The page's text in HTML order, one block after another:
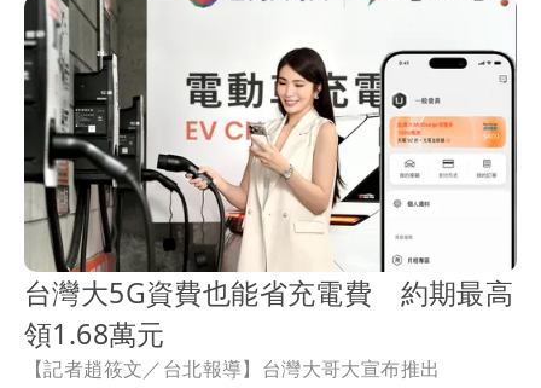
台灣大5G資費也能省充電費 約期最高
領1.68萬元
【記者趙筱文／台北報導】台灣大哥大宣布推出